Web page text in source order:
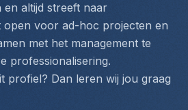
altijd streeft naar
open voor ad-hoc projecten en
met het management te
professionalisering.
profiel? Dan leren wij jou graag